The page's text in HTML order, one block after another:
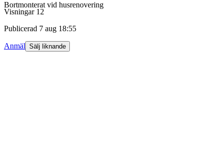
Bortmonterat vid husrenovering
Visningar 12
Publicerad 7 aug 18:55
Anmäl Sälj liknande